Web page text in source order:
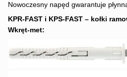
Nowoczesny napęd gwarantuje
KPR-FAST i KPS-FAST – kołki
Wkręt-met: